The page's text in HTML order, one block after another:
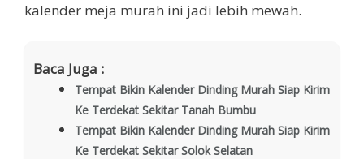
kalender meja murah ini jadi lebih mewah.
Baca Juga :
Tempat Bikin Kalender Dinding Murah Siap Kirim
Ke Terdekat Sekitar Tanah Bumbu
Tempat Bikin Kalender Dinding Murah Siap Kirim
Ke Terdekat Sekitar Solok Selatan